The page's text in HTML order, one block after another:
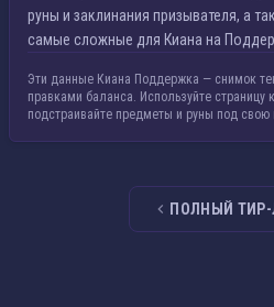
руны и заклинания призывателя, а
самые сложные для Киана на
Эти данные Киана Поддержка — снимок
правками баланса. Используйте страницу
подстраивайте предметы и руны под свою
ПОЛНЫЙ ТИР-